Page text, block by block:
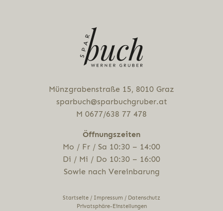
Münz­gra­ben­stra­ße 15, 8010 Graz
sparbuch@sparbuchgruber.at
M 0677/638 77 478
Öff­nungs­zei­ten
Mo / Fr / Sa 10:30 – 14:00
Di / Mi / Do 10:30 – 16:00
Sowie nach Vereinbarung
Startseite / Impressum / Datenschutz
Privatsphäre-Einstellungen